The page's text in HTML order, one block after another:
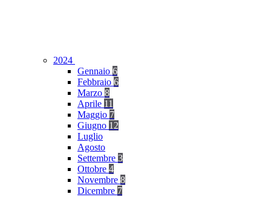
2024
Gennaio 6
Febbraio 6
Marzo 8
Aprile 11
Maggio 7
Giugno 12
Luglio
Agosto
Settembre 3
Ottobre 4
Novembre 8
Dicembre 7